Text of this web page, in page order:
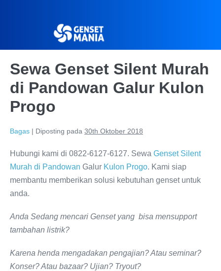
Sewa Genset Silent Murah
di Pandowan Galur Kulon
Progo
Bagas | Diposting pada 30th Oktober 2018
Hubungi kami di 0822-6127-6127. Sewa Genset Silent
Murah di Pandowan Galur Kulon Progo. Kami siap
membantu memberikan solusi kebutuhan genset untuk
anda.
Anda Sedang mencari Genset yang bisa mensupport
tambahan listrik?
Karena henda mengadakan pengajian? Atau seminar?
Konser? Atau bazaar? Ujian? Tryout?